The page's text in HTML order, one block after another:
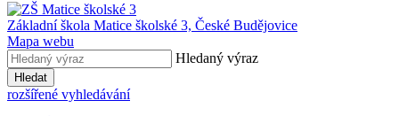
Základní škola Matice školské 3, České Budějovice
Mapa webu
Hledaný výraz
Hledat
rozšířené vyhledávání